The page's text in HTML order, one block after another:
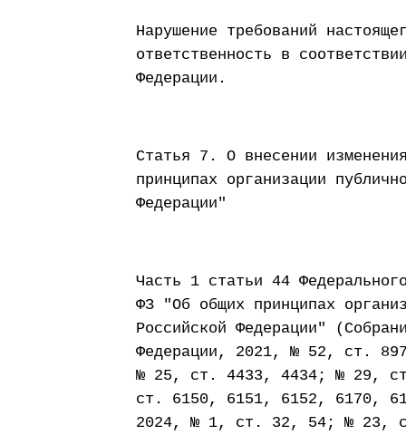
Нарушение требований
ответственность в
Федерации.
Статья 7. О внесении
принципах организации
Федерации"
Часть 1 статьи 44
ФЗ "Об общих принципах
Российской Федерации"
Федерации, 2021, № 52, ст.
№ 25, ст. 4433, 4434; № 29,
ст. 6150, 6151, 6152, 6170,
2024, № 1, ст. 32, 54; № 23,